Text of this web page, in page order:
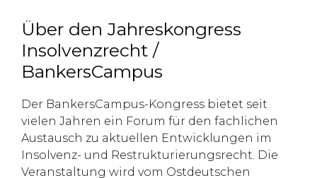
Über den Jahreskongress
Insolvenzrecht /
BankersCampus
Der BankersCampus-Kongress bietet seit
vielen Jahren ein Forum für den fachlichen
Austausch zu aktuellen Entwicklungen im
Insolvenz- und Restrukturierungsrecht. Die
Veranstaltung wird vom Ostdeutschen